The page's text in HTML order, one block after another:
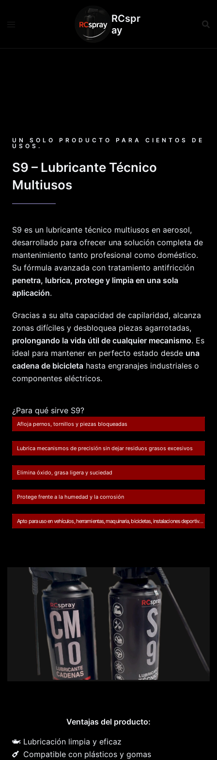
RCspr
ay
UN SOLO PRODUCTO PARA CIENTOS DE
USOS.
S9 – Lubricante Técnico
Multiusos
S9 es un lubricante técnico multiusos en aerosol,
desarrollado para ofrecer una solución completa de
mantenimiento tanto profesional como doméstico.
Su fórmula avanzada con tratamiento antifricción
penetra, lubrica, protege y limpia en una sola
aplicación.
Gracias a su alta capacidad de capilaridad, alcanza
zonas difíciles y desbloquea piezas agarrotadas,
prolongando la vida útil de cualquier mecanismo. Es
ideal para mantener en perfecto estado desde una
cadena de bicicleta hasta engranajes industriales o
componentes eléctricos.
¿Para qué sirve S9?
Afloja pernos, tornillos y piezas bloqueadas
Lubrica mecanismos de precisión sin dejar residuos grasos excesivos
Elimina óxido, grasa ligera y suciedad
Protege frente a la humedad y la corrosión
Apto para uso en vehículos, herramientas, maquinaria, bicicletas, instalaciones deportivas, motores eléctricos, bricolaje y más
Ventajas del producto:
Lubricación limpia y eficaz
Compatible con plásticos y gomas